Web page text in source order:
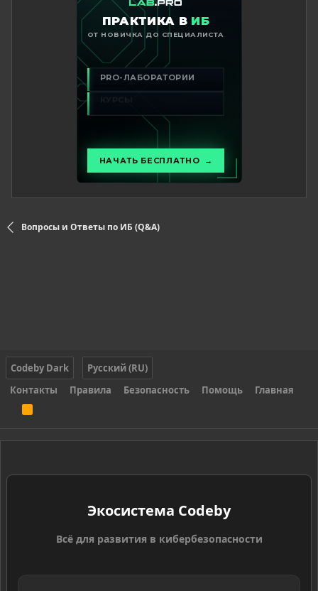
Вопросы и Ответы по ИБ (Q&A)
Codeby Dark
Русский (RU)
Контакты
Правила Безопасность Помощь Главная
S
Экосистема Codeby
Всё для развития в кибербезопасности